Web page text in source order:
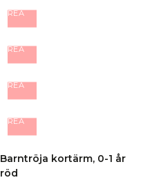
REA
REA
REA
REA
Barntröja kortärm, 0-1 år
röd